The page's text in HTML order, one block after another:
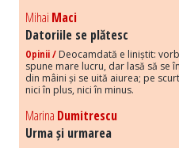
Mihai Maci
Datoriile se plătesc
Opinii / Deocamdată e liniștit:
spune mare lucru, dar lasă să se
din mâini și se uită aiurea; pe
nici în plus, nici în minus.
Marina Dumitrescu
Urma și urmarea